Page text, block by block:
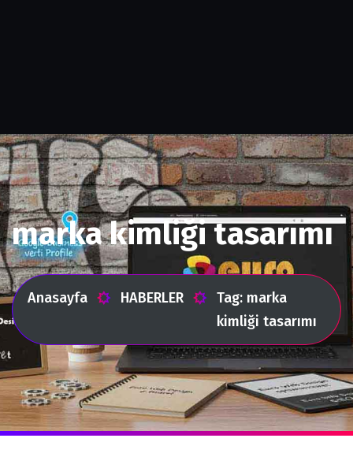
marka kimliği tasarımı
Anasayfa HABERLER
Tag: marka
kimliği tasarımı